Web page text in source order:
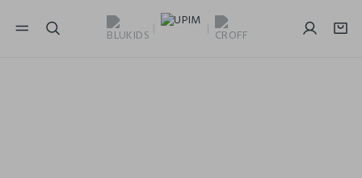
NAVIGATION.ARIA.GOTOMAINCONTENT